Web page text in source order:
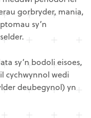
gorbryder, mania,
sy’n
sy’n bodoli eisoes,
cychwynnol wedi
deubegynol) yn